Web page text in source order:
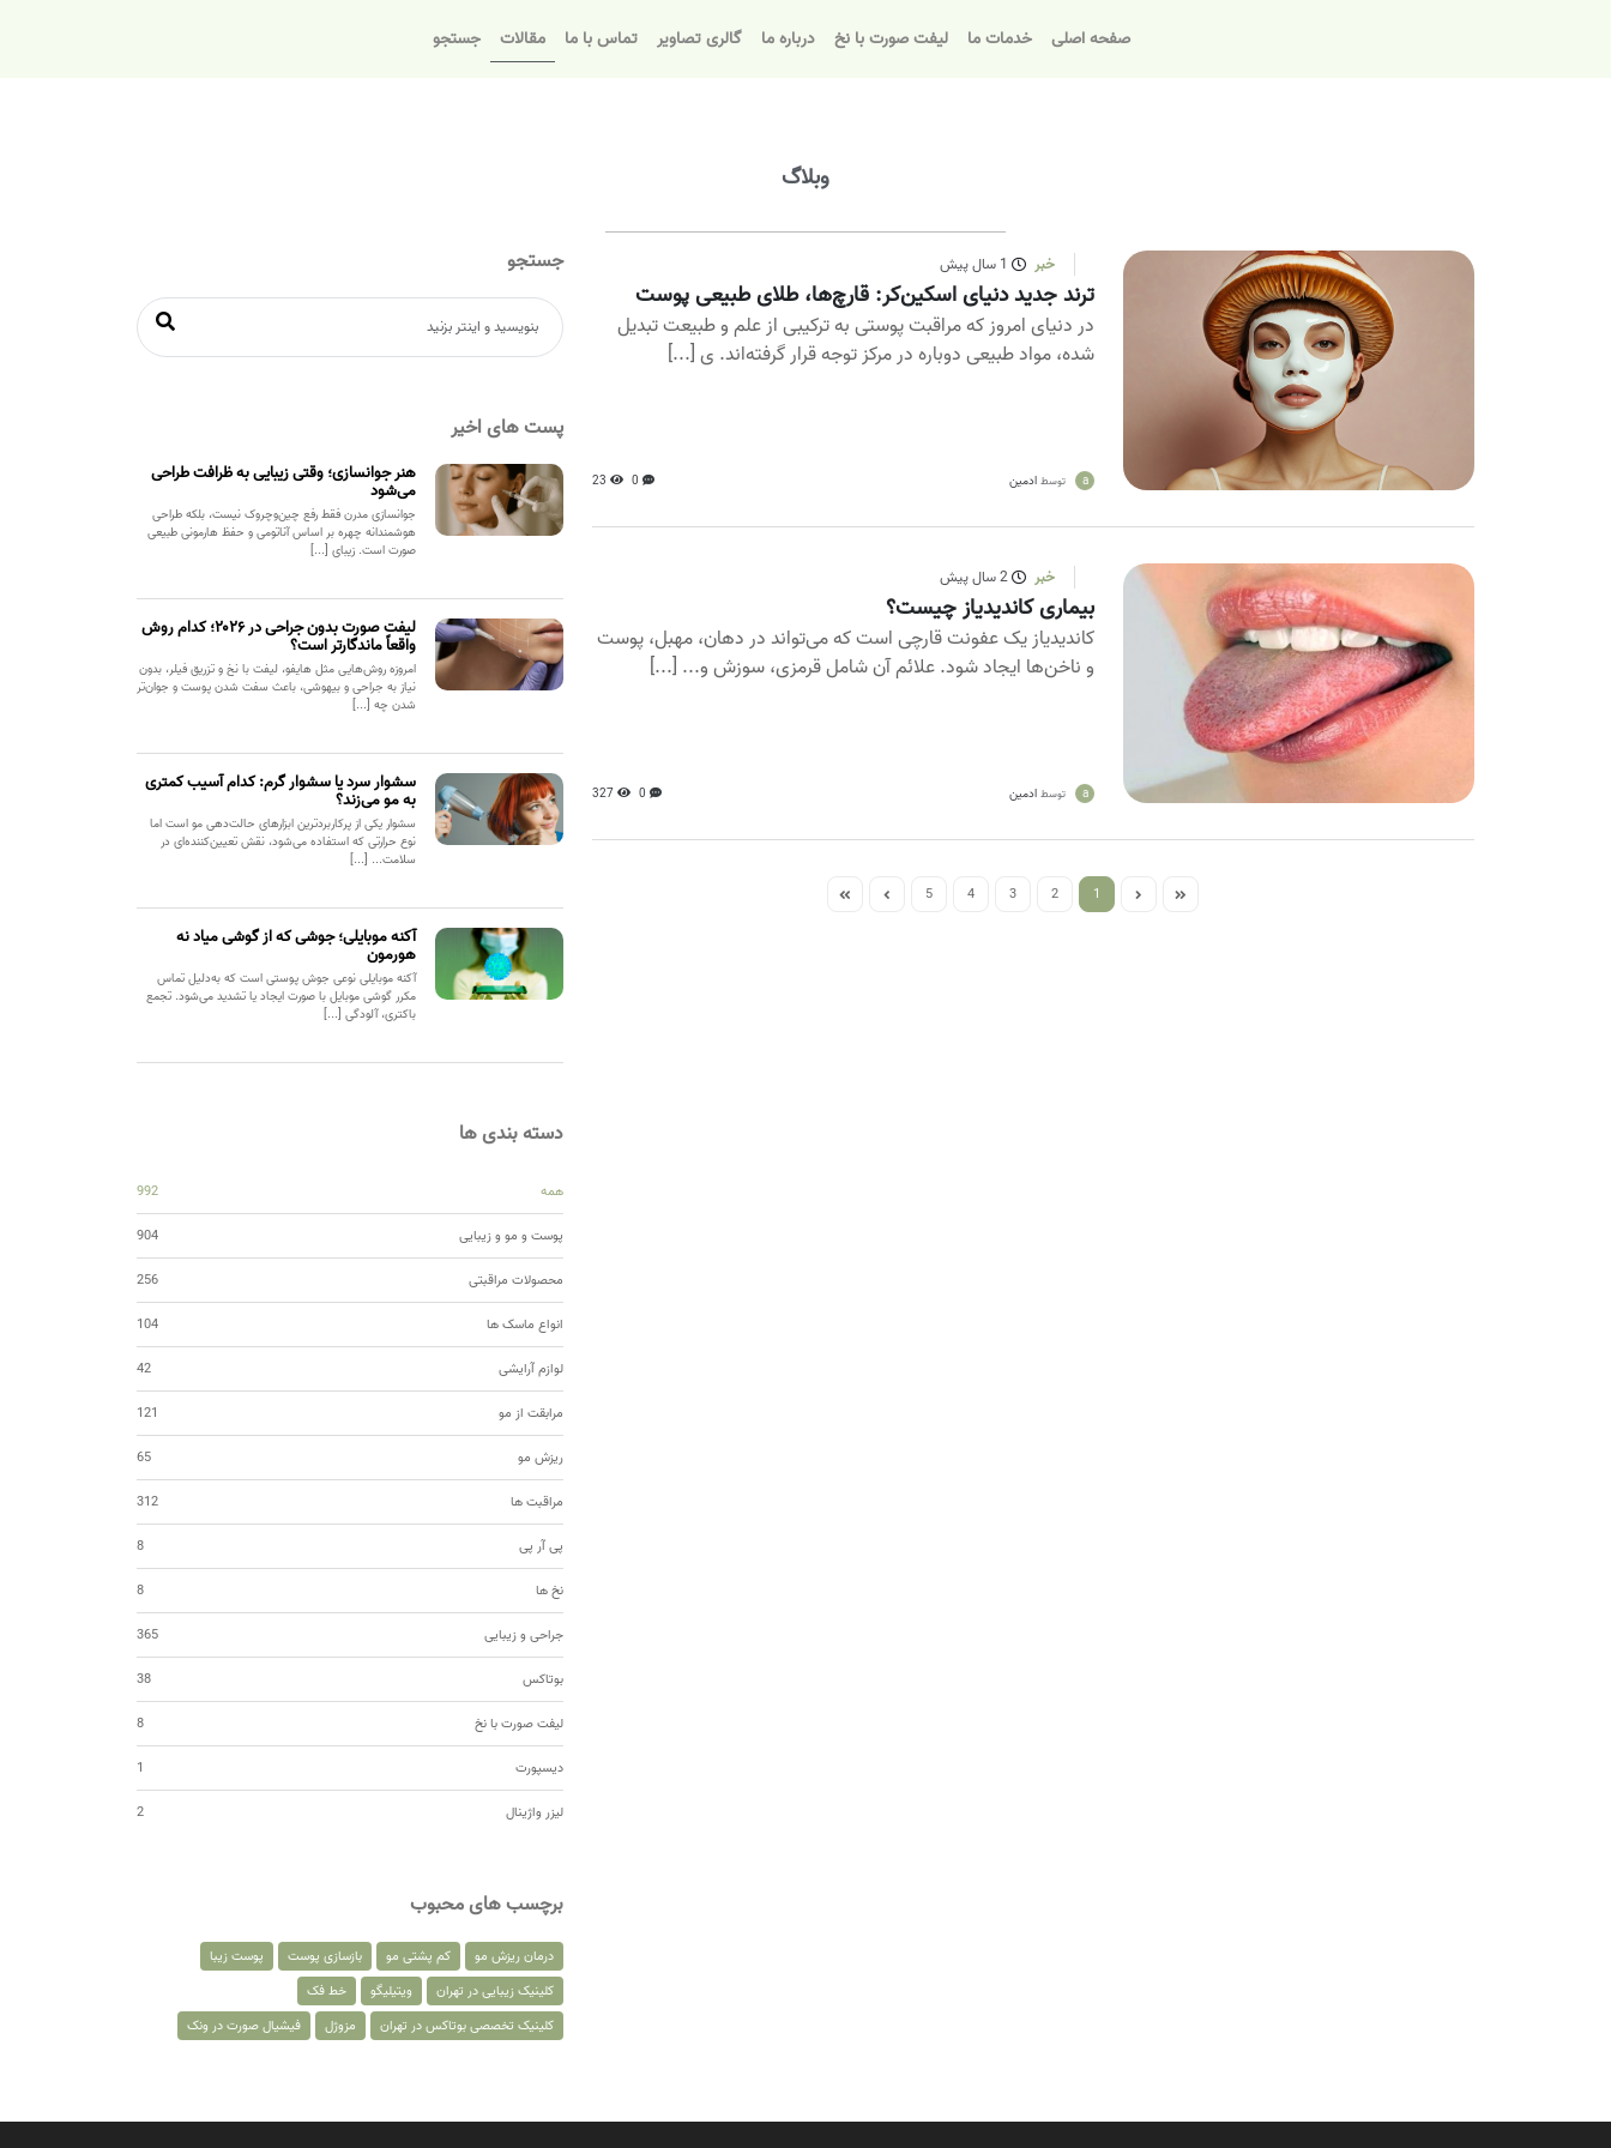
صفحه اصلی خدمات ما لیفت صورت با نخ درباره ما گالری تصاویر تماس با ما مقالات جستجو
وبلاگ
خبر 1 سال پیش
ترند جدید دنیای اسکین‌کر: قارچ‌ها، طلای طبیعی پوست
در دنیای امروز که مراقبت پوستی به ترکیبی از علم و طبیعت تبدیل
شده، مواد طبیعی دوباره در مرکز توجه قرار گرفته‌اند. ی [...]
a توسطادمین 0
23
خبر 2 سال پیش
بیماری کاندیدیاز چیست؟
کاندیدیاز یک عفونت قارچی است که می‌تواند در دهان، مهبل، پوست
و ناخن‌ها ایجاد شود. علائم آن شامل قرمزی، سوزش و... [...]
a توسطادمین 0
327
1
2
3
4
5
جستجو
پست های اخیر
هنر جوانسازی؛ وقتی زیبایی به ظرافت طراحی
می‌شود
جوانسازی مدرن فقط رفع چین‌وچروک نیست، بلکه طراحی
هوشمندانه چهره بر اساس آناتومی و حفظ هارمونی طبیعی
صورت است. زیبای [...]
لیفت صورت بدون جراحی در ۲۰۲۶؛ کدام روش
واقعاً ماندگارتر است؟
امروزه روش‌هایی مثل هایفو، لیفت با نخ و تزریق فیلر، بدون
نیاز به جراحی و بیهوشی، باعث سفت شدن پوست و جوان‌تر
شدن چه [...]
سشوار سرد یا سشوار گرم: کدام آسیب کمتری
به مو می‌زند؟
سشوار یکی از پرکاربردترین ابزارهای حالت‌دهی مو است اما
نوع حرارتی که استفاده می‌شود، نقش تعیین‌کننده‌ای در
سلامت... [...]
آکنه موبایلی؛ جوشی که از گوشی میاد نه
هورمون
آکنه موبایلی نوعی جوش پوستی است که به‌دلیل تماس
مکرر گوشی موبایل با صورت ایجاد یا تشدید می‌شود. تجمع
باکتری، آلودگی [...]
دسته بندی ها
همه 992
پوست و مو و زیبایی 904
محصولات مراقبتی 256
انواع ماسک ها 104
لوازم آرایشی 42
مرابقت از مو 121
ریزش مو 65
مراقبت ها 312
پی آر پی 8
نخ ها 8
جراحی و زیبایی 365
بوتاکس 38
لیفت صورت با نخ 8
دیسپورت 1
لیزر واژینال 2
برچسب های محبوب
درمان ریزش مو کم پشتی مو بازسازی پوست
پوست زیبا
کلینیک زیبایی در تهران
ویتیلیگو
خط فک
کلینیک تخصصی بوتاکس در تهران
مزوژل فیشیال صورت در ونک